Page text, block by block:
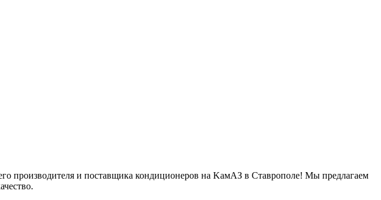
производителя и поставщика кондиционеров на KамАЗ в Ставрополе! Мы предлагаем